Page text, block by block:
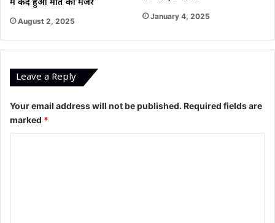
में कैद हुआ मौत का मंजर
August 2, 2025
January 4, 2025
Leave a Reply
Your email address will not be published. Required fields are
marked *